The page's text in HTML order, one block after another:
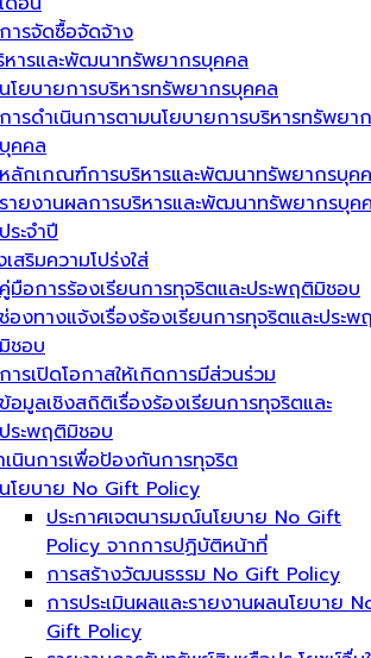
การจัดซื้อจัดจ้าง
หารและพัฒนาทรัพยากรบุคคล
นโยบายการบริหารทรัพยากรบุคคล
การดำเนินการตามนโยบายการบริหารทรัพยา
บุคคล
หลักเกณฑ์การบริหารและพัฒนาทรัพยากรบุค
รายงานผลการบริหารและพัฒนาทรัพยากรบุค
ประจำปี
สริมความโปร่งใส่
คู่มือการร้องเรียนการทุจริตและประพฤติมิชอบ
ช่องทางแจ้งเรื่องร้องเรียนการทุจริตและประพ
มิชอบ
การเปิดโอกาสให้เกิดการมีส่วนร่วม
ข้อมูลเชิงสถิติเรื่องร้องเรียนการทุจริตและ
ประพฤติมิชอบ
เนินการเพื่อป้องกันการทุจริต
นโยบาย No Gift Policy
ประกาศเจตนารมณ์นโยบาย No Gift
Policy จากการปฏิบัติหน้าที่
การสร้างวัฒนธรรม No Gift Policy
การประเมินผลและรายงานผลนโยบาย
Gift Policy